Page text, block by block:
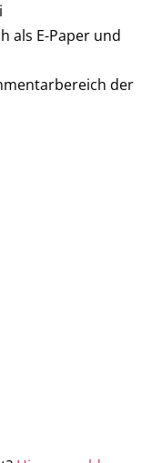
als E-Paper und
der